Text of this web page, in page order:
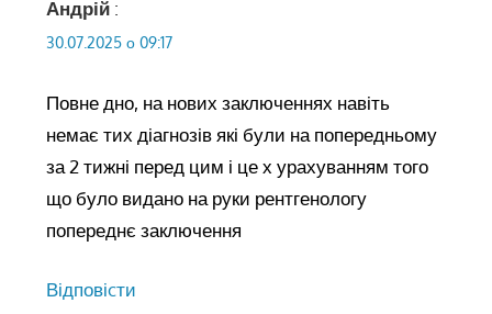
Андрій :
30.07.2025 о 09:17
Повне дно, на нових заключеннях навіть
немає тих діагнозів які були на попередньому
за 2 тижні перед цим і це х урахуванням того
що було видано на руки рентгенологу
попереднє заключення
Відповіcти